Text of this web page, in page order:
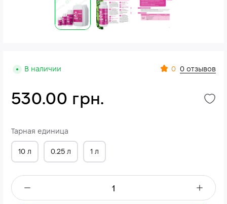
В наличии 0 0 отзывов
530.00 грн.
Тарная единица
10 л 0.25 л 1 л